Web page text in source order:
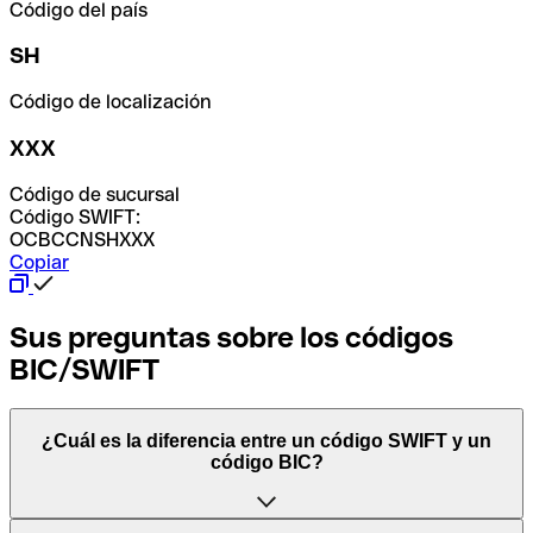
Código del país
SH
Código de localización
XXX
Código de sucursal
Código SWIFT:
OCBCCNSHXXX
Copiar
Sus preguntas sobre los códigos
BIC/SWIFT
¿Cuál es la diferencia entre un código SWIFT y un
código BIC?